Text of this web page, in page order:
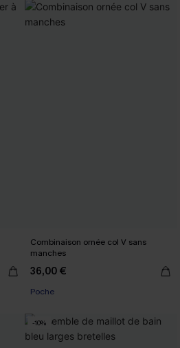
Combinaison ornée col V sans
manches
36,00 €
Poche
-10%